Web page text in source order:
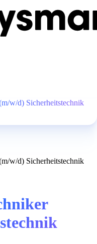
w/d) Sicherheitstechnik
w/d) Sicherheitstechnik